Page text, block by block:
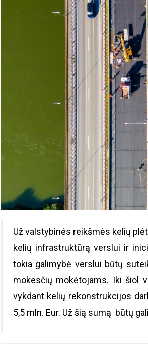
Už valstybinės reikšmės kelių
kelių infrastruktūrą verslui ir
tokia galimybė verslui būtų
mokesčių mokėtojams. Iki šiol
vykdant kelių rekonstrukcijos
5,5 mln. Eur. Už šią sumą būtų